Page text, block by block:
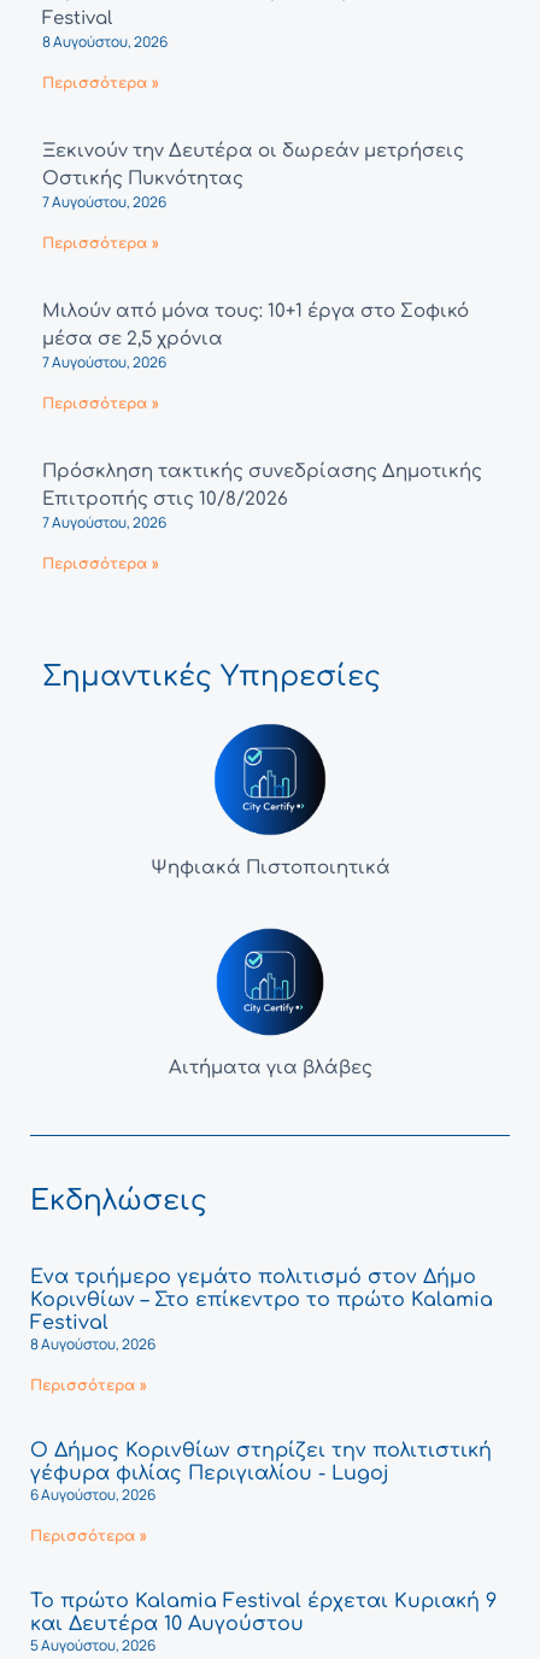
Festival
8 Αυγούστου, 2026
Περισσότερα »
Ξεκινούν την Δευτέρα οι δωρεάν μετρήσεις
Οστικής Πυκνότητας
7 Αυγούστου, 2026
Περισσότερα »
Μιλούν από μόνα τους: 10+1 έργα στο Σοφικό
μέσα σε 2,5 χρόνια
7 Αυγούστου, 2026
Περισσότερα »
Πρόσκληση τακτικής συνεδρίασης Δημοτικής
Επιτροπής στις 10/8/2026
7 Αυγούστου, 2026
Περισσότερα »
Σημαντικές Υπηρεσίες
Ψηφιακά Πιστοποιητικά
Αιτήματα για βλάβες
Εκδηλώσεις
Ένα τριήμερο γεμάτο πολιτισμό στον Δήμο
Κορινθίων – Στο επίκεντρο το πρώτο Kalamia
Festival
8 Αυγούστου, 2026
Περισσότερα »
Ο Δήμος Κορινθίων στηρίζει την πολιτιστική
γέφυρα φιλίας Περιγιαλίου - Lugoj
6 Αυγούστου, 2026
Περισσότερα »
Το πρώτο Kalamia Festival έρχεται Κυριακή 9
και Δευτέρα 10 Αυγούστου
5 Αυγούστου, 2026